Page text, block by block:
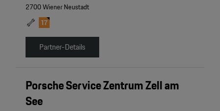
2700 Wiener Neustadt
Partner-Details
Porsche Service Zentrum Zell am
See